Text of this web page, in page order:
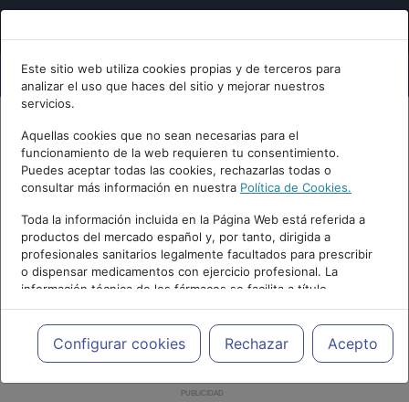
Este sitio web utiliza cookies propias y de terceros para
analizar el uso que haces del sitio y mejorar nuestros
servicios.
Aquellas cookies que no sean necesarias para el
funcionamiento de la web requieren tu consentimiento.
Puedes aceptar todas las cookies, rechazarlas todas o
consultar más información en nuestra Política de Cookies.
Toda la información incluida en la Página Web está referida a
productos del mercado español y, por tanto, dirigida a
profesionales sanitarios legalmente facultados para prescribir
o dispensar medicamentos con ejercicio profesional. La
información técnica de los fármacos se facilita a título
meramente informativo, siendo responsabilidad de los
profesionales facultados prescribir medicamentos y decidir, en
cada caso concreto, el tratamiento más adecuado a las
necesidades del paciente.
Configurar cookies Rechazar Acepto
PUBLICIDAD